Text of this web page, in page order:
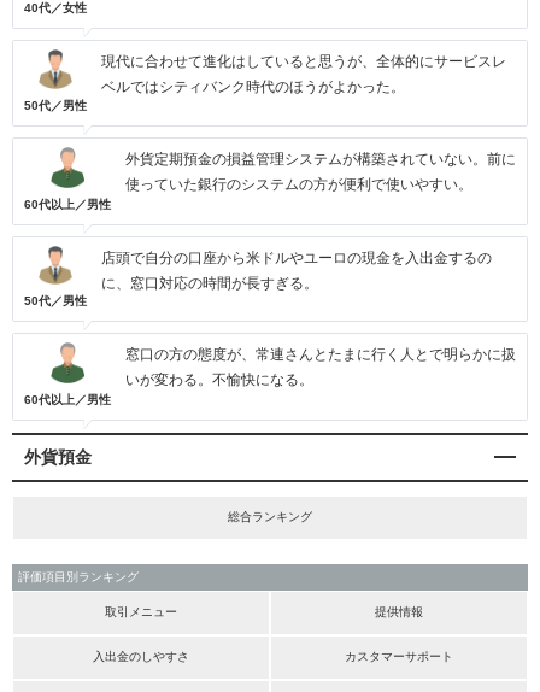
40代／女性
50代／男性
現代に合わせて進化はしていると思うが、全体的にサービスレ
ベルではシティバンク時代のほうがよかった。
60代以上／男性
外貨定期預金の損益管理システムが構築されていない。前に
使っていた銀行のシステムの方が便利で使いやすい。
50代／男性
店頭で自分の口座から米ドルやユーロの現金を入出金するの
に、窓口対応の時間が長すぎる。
60代以上／男性
窓口の方の態度が、常連さんとたまに行く人とで明らかに扱
いが変わる。不愉快になる。
外貨預金
総合ランキング
評価項目別ランキング
取引メニュー 提供情報
入出金のしやすさ カスタマーサポート